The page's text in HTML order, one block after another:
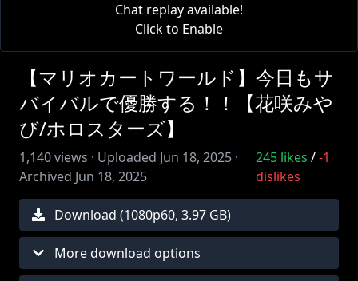
Chat replay available!
Click to Enable
【マリオカートワールド】今日もサ
バイバルで優勝する！！【花咲みや
び/ホロスターズ】
1,140views · Uploaded Jun 18, 2025 ·
Archived Jun 18, 2025
245 likes / -1
dislikes
Download (1080p60, 3.97 GB)
More download options